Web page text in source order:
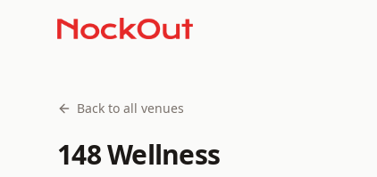
Back to all venues
148 Wellness